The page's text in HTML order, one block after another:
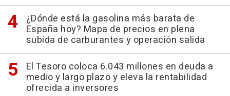
¿Dónde está la gasolina más barata de
España hoy? Mapa de precios en plena
subida de carburantes y operación salida
El Tesoro coloca 6.043 millones en deuda a
medio y largo plazo y eleva la rentabilidad
ofrecida a inversores